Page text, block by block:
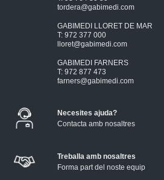
tordera@gabimedi.com
GABIMEDI LLORET DE MAR
T: 972 377 000
lloret@gabimedi.com
GABIMEDI FARNERS
T: 972 877 473
farners@gabimedi.com
Necesites ajuda?
Contacta amb nosaltres
Treballa amb nosaltres
Forma part del noste equip